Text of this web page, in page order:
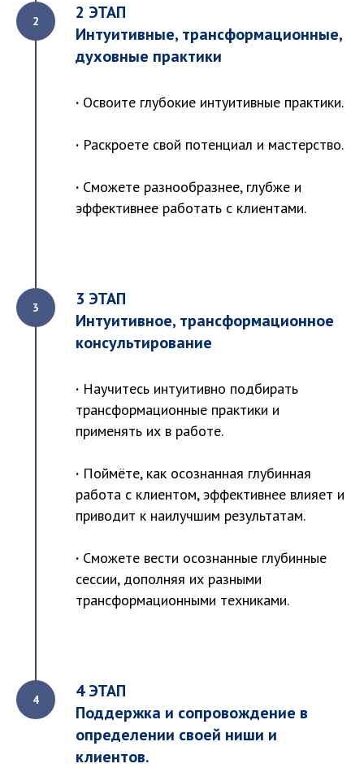
2 ЭТАП
Интуитивные, трансформационные,
духовные практики
· Освоите глубокие интуитивные практики.
· Раскроете свой потенциал и мастерство.
· Сможете разнообразнее, глубже и
эффективнее работать с клиентами.
3 ЭТАП
Интуитивное, трансформационное
консультирование
· Научитесь интуитивно подбирать
трансформационные практики и
применять их в работе.
· Поймёте, как осознанная глубинная
работа с клиентом, эффективнее влияет и
приводит к наилучшим результатам.
· Сможете вести осознанные глубинные
сессии, дополняя их разными
трансформационными техниками.
4 ЭТАП
Поддержка и сопровождение в
определении своей ниши и
клиентов.